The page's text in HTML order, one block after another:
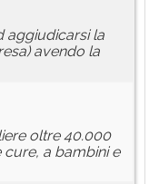
aggiudicarsi la
avendo la
oltre 40.000
cure, a bambini e